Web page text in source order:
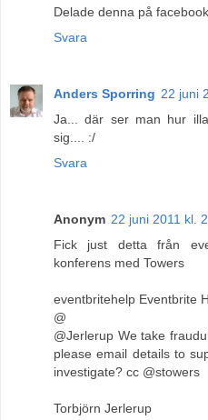
Delade denna på
Svara
Anders Sporring 22 juni
Ja... där ser man hur
sig.... :/
Svara
Anonym 22 juni 2011 kl.
Fick just detta från
konferens med Towers
eventbritehelp Eventbrite
@
@Jerlerup We take
please email details to
investigate? cc @stowers
Torbjörn Jerlerup